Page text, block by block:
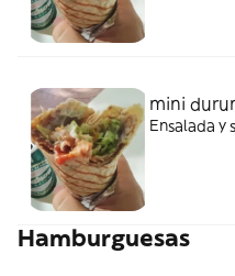
mini
Ensalada y
Hamburguesas